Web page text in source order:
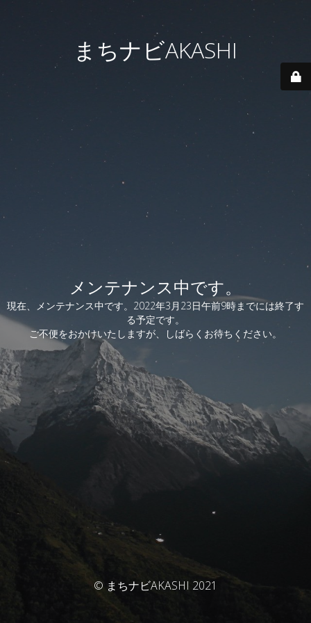
まちナビAKASHI
メンテナンス中です。
現在、メンテナンス中です。2022年3月23日午前9時までには終了す
る予定です。
ご不便をおかけいたしますが、しばらくお待ちください。
© まちナビAKASHI 2021